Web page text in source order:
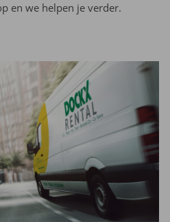
en we helpen je verder.